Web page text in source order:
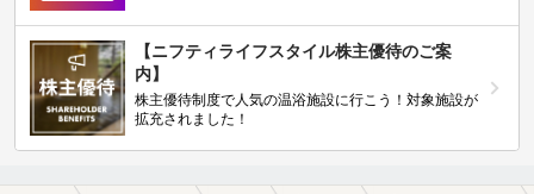
【ニフティライフスタイル株主優待のご案
内】
株主優待制度で人気の温浴施設に行こう！対象施設が
拡充されました！